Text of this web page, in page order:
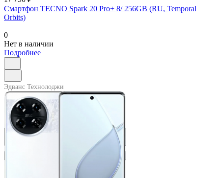
Смартфон TECNO Spark 20 Pro+ 8/ 256GB (RU, Temporal
Orbits)
0
Нет в наличии
Подробнее
Эдванс Технолоджи